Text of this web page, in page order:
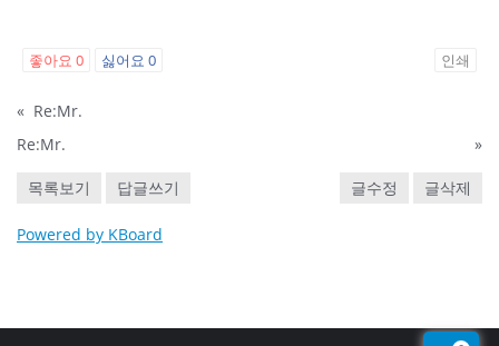
좋아요 0 싫어요 0 인쇄
« Re:Mr.
Re:Mr.
»
목록보기 답글쓰기 글수정 글삭제
Powered by KBoard